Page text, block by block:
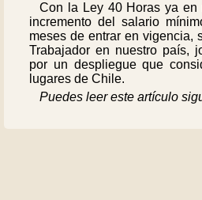
Con la Ley 40 Horas ya en
incremento del salario
meses de entrar en vigencia,
Trabajador en nuestro país,
por un despliegue que
lugares de Chile.
Puedes leer este artículo